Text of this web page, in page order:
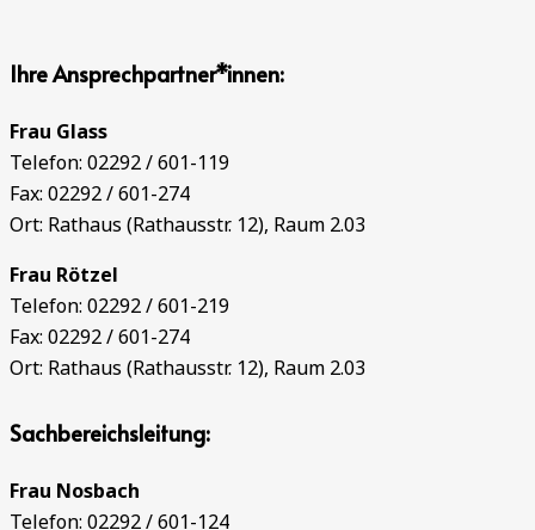
Ihre Ansprechpartner*innen:
Frau Glass
Telefon: 02292 / 601-119
Fax: 02292 / 601-274
Ort: Rathaus (Rathausstr. 12), Raum 2.03
Frau Rötzel
Telefon: 02292 / 601-219
Fax: 02292 / 601-274
Ort: Rathaus (Rathausstr. 12), Raum 2.03
Sachbereichsleitung:
Frau Nosbach
Telefon: 02292 / 601-124